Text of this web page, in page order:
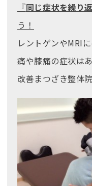
『同じ症状を繰り
う！
レントゲンやMRI
痛や膝痛の症状は
改善まつざき整体